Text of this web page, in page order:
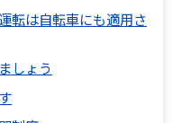
転は自転車にも適用さ
しょう